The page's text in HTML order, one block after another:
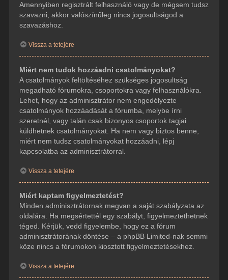
Amennyiben regisztrált felhasználó vagy de mégsem tudsz
szavazni, akkor valószínűleg nincs jogosultságod a
szavazáshoz.
Vissza a tetejére
Miért nem tudok hozzáadni csatolmányokat?
A csatolmányok feltöltéséhez szükséges jogosultság
megadható fórumokra, csoportokra vagy felhasználókra.
Lehet, hogy az adminisztrátor nem engedélyezte
csatolmányok hozzáadását a fórumba, melybe írni
szeretnél, vagy talán csak bizonyos csoportok tagjai
küldhetnek csatolmányokat. Ha nem vagy biztos benne,
miért nem tudsz csatolmányokat hozzáadni, lépj
kapcsolatba az adminisztrátorral.
Vissza a tetejére
Miért kaptam figyelmeztetést?
Minden adminisztrátornak megvan a saját szabályzata az
oldalára. Ha megsértettél egy szabályt, figyelmeztethetnek
téged. Kérjük, vedd figyelembe, hogy ez a fórum
adminisztrátorának döntése – a phpBB Limited-nak semmi
köze nincs a fórumokon kiosztott figyelmeztetésekhez.
Vissza a tetejére